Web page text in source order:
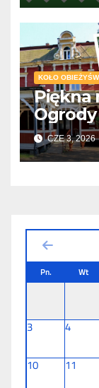
KOŁO
Piękna
Ogrody
Zdrój
CZE 3, 2026
Pn. Wt
3
4
10
11